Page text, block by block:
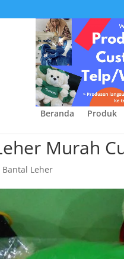
Beranda Produk
Murah
Bantal Leher